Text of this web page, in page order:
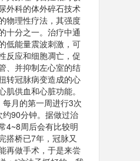
外科的体外碎石技术
物理性疗法，其强度
十分之一。治疗中通
低能量震波刺激，可
反应和细胞凋亡，促
、并抑制左心室的结
转冠脉病变造成的心
肌供血和心脏功能。
月的第一周进行3次
90分钟。据做过治
4~8周后会有比较明
搭桥已7年，冠脉又
再做手术，于是来尝